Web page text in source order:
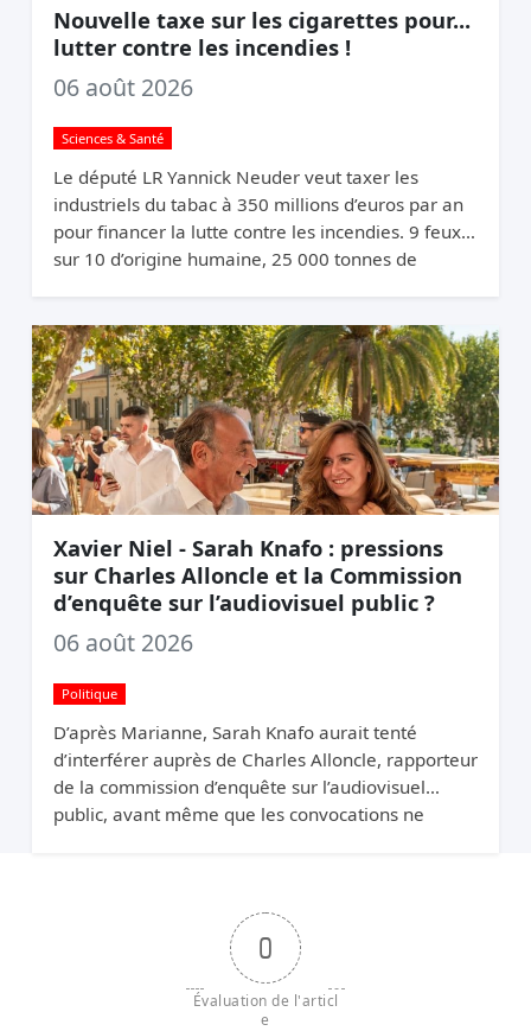
Nouvelle taxe sur les cigarettes pour...
lutter contre les incendies !
06 août 2026
Sciences & Santé
Le député LR Yannick Neuder veut taxer les
industriels du tabac à 350 millions d’euros par an
pour financer la lutte contre les incendies. 9 feux
sur 10 d’origine humaine, 25 000 tonnes de
Xavier Niel - Sarah Knafo : pressions
sur Charles Alloncle et la Commission
d’enquête sur l’audiovisuel public ?
06 août 2026
Politique
D’après Marianne, Sarah Knafo aurait tenté
d’interférer auprès de Charles Alloncle, rapporteur
de la commission d’enquête sur l’audiovisuel
public, avant même que les convocations ne
0
Évaluation de l'articl
e